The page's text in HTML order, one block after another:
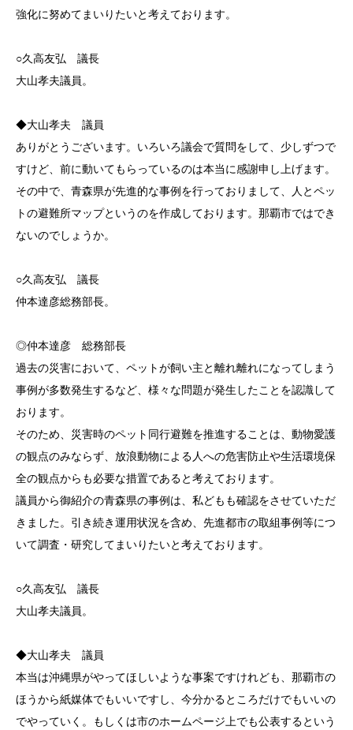
強化に努めてまいりたいと考えております。
○久高友弘 議長
大山孝夫議員。
◆大山孝夫 議員
ありがとうございます。いろいろ議会で質問をして、少しずつで
すけど、前に動いてもらっているのは本当に感謝申し上げます。
その中で、青森県が先進的な事例を行っておりまして、人とペッ
トの避難所マップというのを作成しております。那覇市ではでき
ないのでしょうか。
○久高友弘 議長
仲本達彦総務部長。
◎仲本達彦 総務部長
過去の災害において、ペットが飼い主と離れ離れになってしまう
事例が多数発生するなど、様々な問題が発生したことを認識して
おります。
そのため、災害時のペット同行避難を推進することは、動物愛護
の観点のみならず、放浪動物による人への危害防止や生活環境保
全の観点からも必要な措置であると考えております。
議員から御紹介の青森県の事例は、私どもも確認をさせていただ
きました。引き続き運用状況を含め、先進都市の取組事例等につ
いて調査・研究してまいりたいと考えております。
○久高友弘 議長
大山孝夫議員。
◆大山孝夫 議員
本当は沖縄県がやってほしいような事案ですけれども、那覇市の
ほうから紙媒体でもいいですし、今分かるところだけでもいいの
でやっていく。もしくは市のホームページ上でも公表するという